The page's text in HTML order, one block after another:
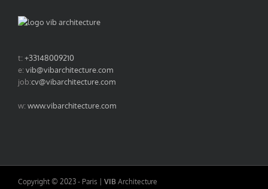
t: +33148009210
e: vib@vibarchitecture.com
job:cv@vibarchitecture.com
w: www.vibarchitecture.com
Copyright © 2023 - Paris | VIB Architecture